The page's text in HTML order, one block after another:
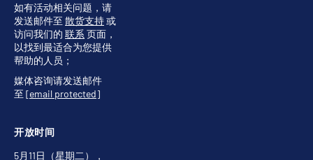
开放时间
5月11日（星期二），
如有活动相关问题，请
发送邮件至 散货支持或
访问我们的 联系 页面，
以找到最适合为您提供
帮助的人员；
媒体咨询请发送邮件
至 [email protected]